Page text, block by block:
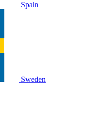
Spain
Sweden